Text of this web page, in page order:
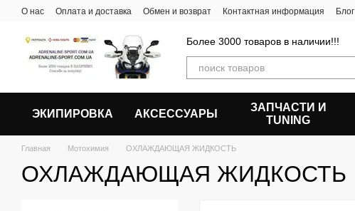
Перейти к основному контенту
О нас Оплата и доставка Обмен и возврат Контактная информация Блог
Более 3000 товаров в наличии!!!
ЭКИПИРОВКА АКСЕССУАРЫ
ЗАПЧАСТИ И
ТUNING
Главная Мотохимия ОХЛАЖДАЮЩАЯ ЖИДКОСТЬ
ОХЛАЖДАЮЩАЯ ЖИДКОСТЬ